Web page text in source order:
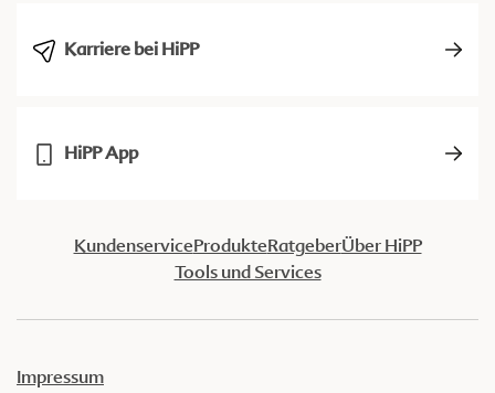
Karriere bei HiPP
HiPP App
KundenserviceProdukteRatgeberÜber HiPP
Tools und Services
Impressum